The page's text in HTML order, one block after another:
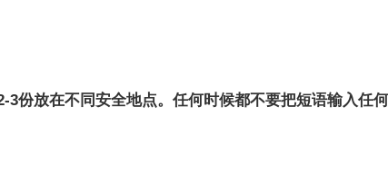
份放在不同安全地点。任何时候都不要把短语输入任何